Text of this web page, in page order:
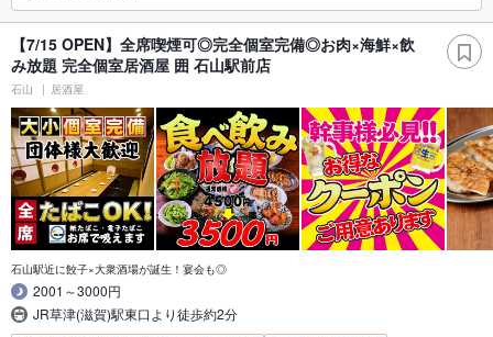
【7/15 OPEN】全席喫煙可◎完全個室完備◎お肉×海鮮×飲
み放題 完全個室居酒屋 囲 石山駅前店
石山 居酒屋
石山駅近に餃子×大衆酒場が誕生！宴会も◎
2001～3000円
JR草津(滋賀)駅東口より徒歩約2分